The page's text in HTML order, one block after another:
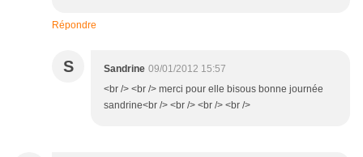
Répondre
S Sandrine 09/01/2012 15:57
<br /> <br /> merci pour elle bisous bonne journée
sandrine<br /> <br /> <br /> <br />